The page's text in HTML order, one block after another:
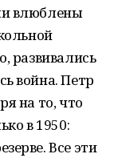
влюблены
развивались
война. Петр
на то, что
в 1950:
Все эти